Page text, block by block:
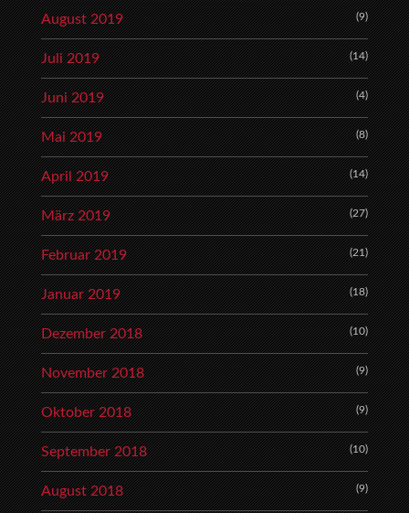
August 2019 (9)
Juli 2019 (14)
Juni 2019 (4)
Mai 2019 (8)
April 2019 (14)
März 2019 (27)
Februar 2019 (21)
Januar 2019 (18)
Dezember 2018 (10)
November 2018 (9)
Oktober 2018 (9)
September 2018 (10)
August 2018 (9)